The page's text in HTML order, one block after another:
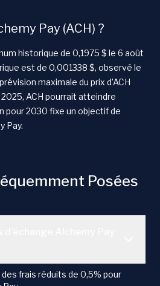
Pay (ACH) ?
historique de 0,1975 $ le 6 août
est de 0,001338 $, observé le
maximale du prix d’ACH
ACH pourrait atteindre
pour 2030 fixe un objectif de
Pay.
Posées
frais réduits de 0,5% pour